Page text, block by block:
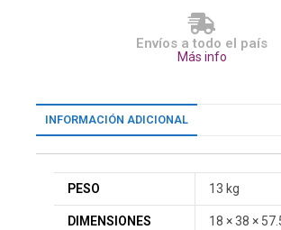
Envíos a todo el país
Más info
INFORMACIÓN ADICIONAL
PESO 13 kg
DIMENSIONES 18 × 38 ×